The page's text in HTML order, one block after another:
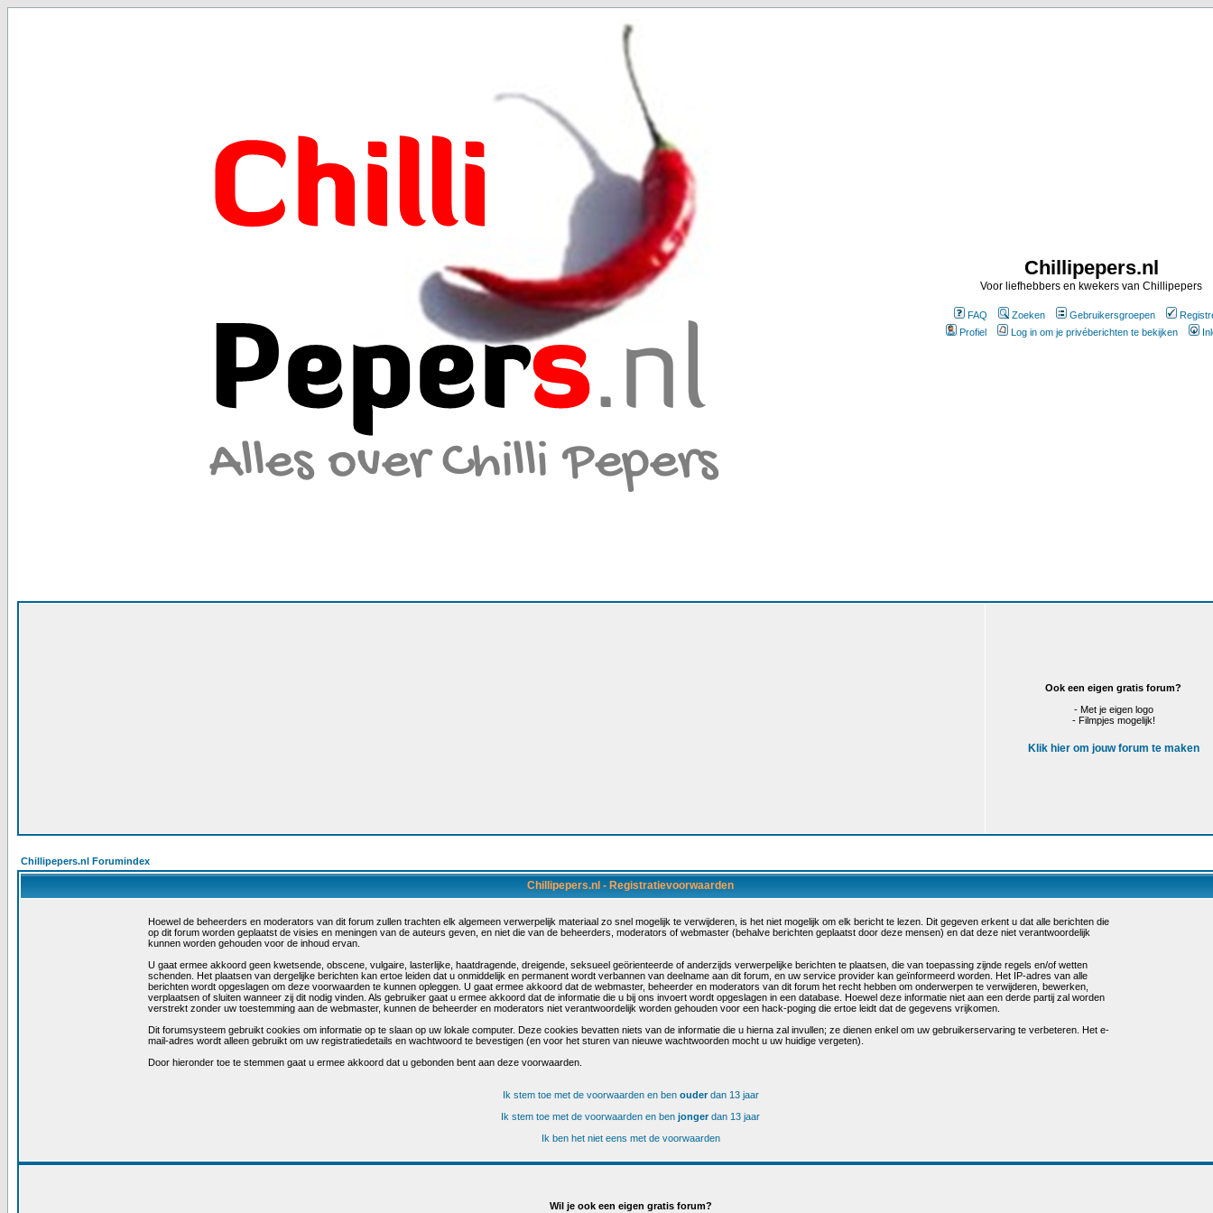
Chillipepers.nl
Voor liefhebbers en kwekers van Chillipepers
FAQ Zoeken Gebruikersgroepen
Profiel
Log in om je privéberichten te bekijken
Ook een eigen gratis forum?
- Met je eigen logo
- Filmpjes mogelijk!
Klik hier om jouw forum te maken
Chillipepers.nl Forumindex
Chillipepers.nl - Registratievoorwaarden
Hoewel de beheerders en moderators van dit forum zullen trachten elk algemeen verwerpelijk materiaal zo snel mogelijk te verwijderen, is het niet mogelijk om elk bericht te lezen. Dit gegeven erkent u dat alle berichten die
op dit forum worden geplaatst de visies en meningen van de auteurs geven, en niet die van de beheerders, moderators of webmaster (behalve berichten geplaatst door deze mensen) en dat deze niet verantwoordelijk
kunnen worden gehouden voor de inhoud ervan.
U gaat ermee akkoord geen kwetsende, obscene, vulgaire, lasterlijke, haatdragende, dreigende, seksueel geörienteerde of anderzijds verwerpelijke berichten te plaatsen, die van toepassing zijnde regels en/of wetten
schenden. Het plaatsen van dergelijke berichten kan ertoe leiden dat u onmiddelijk en permanent wordt verbannen van deelname aan dit forum, en uw service provider kan geïnformeerd worden. Het IP-adres van alle
berichten wordt opgeslagen om deze voorwaarden te kunnen opleggen. U gaat ermee akkoord dat de webmaster, beheerder en moderators van dit forum het recht hebben om onderwerpen te verwijderen, bewerken,
verplaatsen of sluiten wanneer zij dit nodig vinden. Als gebruiker gaat u ermee akkoord dat de informatie die u bij ons invoert wordt opgeslagen in een database. Hoewel deze informatie niet aan een derde partij zal worden
verstrekt zonder uw toestemming aan de webmaster, kunnen de beheerder en moderators niet verantwoordelijk worden gehouden voor een hack-poging die ertoe leidt dat de gegevens vrijkomen.
Dit forumsysteem gebruikt cookies om informatie op te slaan op uw lokale computer. Deze cookies bevatten niets van de informatie die u hierna zal invullen; ze dienen enkel om uw gebruikerservaring te verbeteren. Het e-
mail-adres wordt alleen gebruikt om uw registratiedetails en wachtwoord te bevestigen (en voor het sturen van nieuwe wachtwoorden mocht u uw huidige vergeten).
Door hieronder toe te stemmen gaat u ermee akkoord dat u gebonden bent aan deze voorwaarden.
Ik stem toe met de voorwaarden en ben ouderdan 13 jaar
Ik stem toe met de voorwaarden en ben jongerdan 13 jaar
Ik ben het niet eens met de voorwaarden
Wil je ook een eigen gratis forum?